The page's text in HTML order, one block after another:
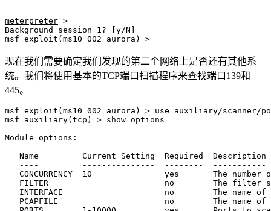
meterpreter >
Background session 1? [y/N]
msf exploit(ms10_002_aurora) >
现在我们需要确定我们发现的第二个网络上是否还有其他系
统。我们将使用基本的TCP端口扫描程序来查找端口139和
445。
msf exploit(ms10_002_aurora) > use auxiliary/scanner/
msf auxiliary(tcp) > show options
Module options:
   Name         Current Setting  Required  Description
   ----         ---------------  --------  -----------
CONCURRENCY  10               yes       The number
FILTER                        no        The filter
INTERFACE                     no        The name of
PCAPFILE                      no        The name